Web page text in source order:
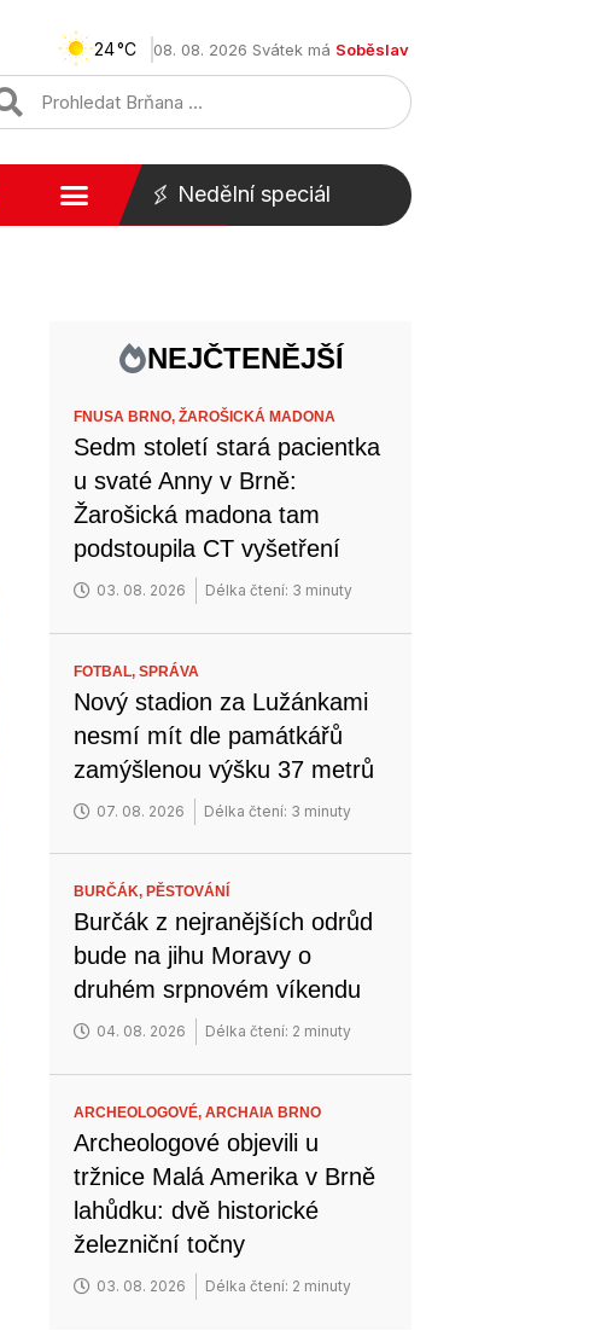
24 08. 08. 2026 Svátek má Soběslav
Nedělní speciál
NEJČTENĚJŠÍ
FNUSA BRNO,ŽAROŠICKÁ MADONA
Sedm století stará pacientka
u svaté Anny v Brně:
Žarošická madona tam
podstoupila CT vyšetření
03. 08. 2026 Délka čtení: 3 minuty
FOTBAL,SPRÁVA
Nový stadion za Lužánkami
nesmí mít dle památkářů
zamýšlenou výšku 37 metrů
07. 08. 2026 Délka čtení: 3 minuty
BURČÁK, PĚSTOVÁNÍ
Burčák z nejranějších odrůd
bude na jihu Moravy o
druhém srpnovém víkendu
04. 08. 2026 Délka čtení: 2 minuty
ARCHEOLOGOVÉ,ARCHAIA BRNO
Archeologové objevili u
tržnice Malá Amerika v Brně
lahůdku: dvě historické
železniční točny
03. 08. 2026 Délka čtení: 2 minuty